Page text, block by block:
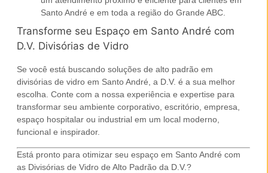
Santo André e em toda a região do Grande ABC.
Transforme seu Espaço em Santo André com
D.V. Divisórias de Vidro
Se você está buscando soluções de alto padrão em
divisórias de vidro em Santo André, a D.V. é a sua melhor
escolha. Conte com a nossa experiência e expertise para
transformar seu ambiente corporativo, escritório, empresa,
espaço hospitalar ou industrial em um local moderno,
funcional e inspirador.
Está pronto para otimizar seu espaço em Santo André com
as Divisórias de Vidro de Alto Padrão da D.V.?